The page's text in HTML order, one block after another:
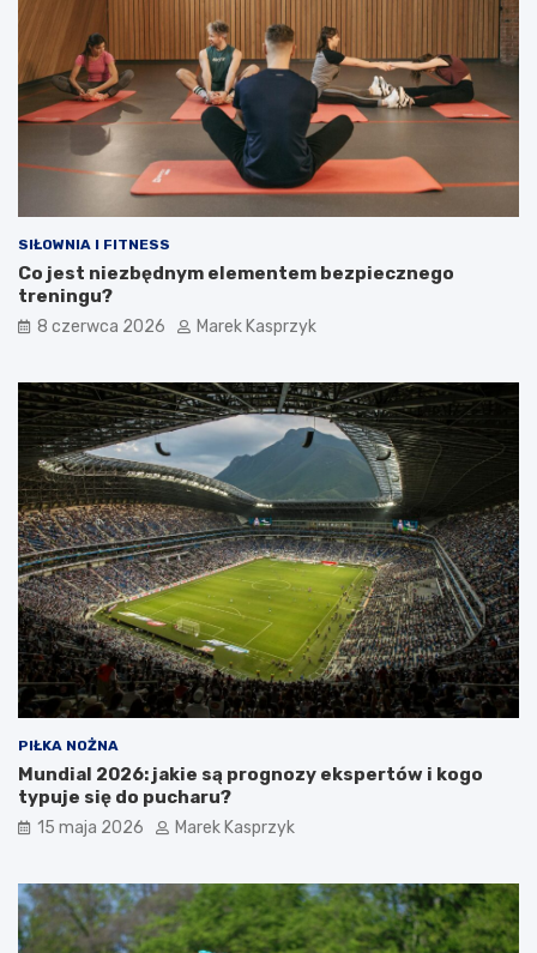
SIŁOWNIA I FITNESS
Co jest niezbędnym elementem bezpiecznego
treningu?
8 czerwca 2026 Marek Kasprzyk
PIŁKA NOŻNA
Mundial 2026: jakie są prognozy ekspertów i kogo
typuje się do pucharu?
15 maja 2026 Marek Kasprzyk